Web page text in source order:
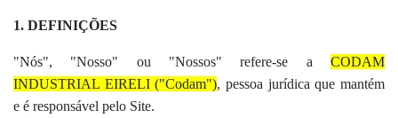
1. DEFINIÇÕES
"Nós", "Nosso" ou "Nossos" refere-se a CODAM
INDUSTRIAL EIRELI ("Codam"), pessoa jurídica que mantém
e é responsável pelo Site.